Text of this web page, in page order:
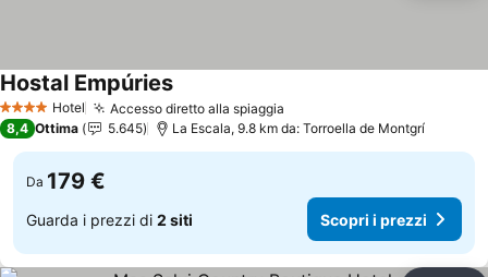
4 Stelle Hotel Accesso diretto alla spiaggia
Hostal EmpúriesScopri i prezzi
8,4 Ottima 5.645 La Escala, 9.8 km da: Torroella de Montgrí
Da 179 €
Guarda i prezzi di 2 siti Scopri i prezzi